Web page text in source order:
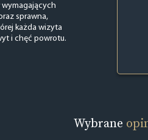
wymagających
sprawna,
każda wizyta
i chęć powrotu.
Wybrane